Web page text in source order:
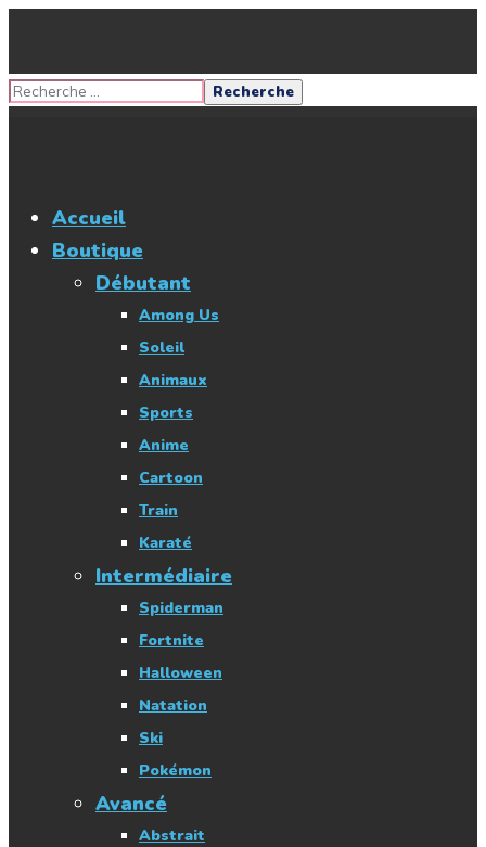
Accueil
Boutique
Débutant
Among Us
Soleil
Animaux
Sports
Anime
Cartoon
Train
Karaté
Intermédiaire
Spiderman
Fortnite
Halloween
Natation
Ski
Pokémon
Avancé
Abstrait